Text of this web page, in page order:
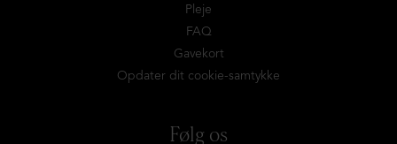
Pleje
FAQ
Gavekort
Opdater dit cookie-samtykke
Følg os